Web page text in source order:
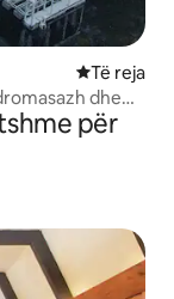
Të reja
dhe
për